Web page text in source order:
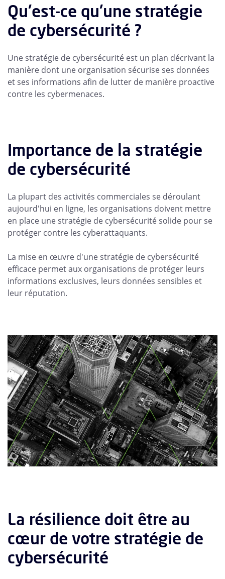
Qu'est-ce qu'une stratégie
de cybersécurité ?
Une stratégie de cybersécurité est un plan décrivant la
manière dont une organisation sécurise ses données
et ses informations afin de lutter de manière proactive
contre les cybermenaces.
Importance de la stratégie
de cybersécurité
La plupart des activités commerciales se déroulant
aujourd'hui en ligne, les organisations doivent mettre
en place une stratégie de cybersécurité solide pour se
protéger contre les cyberattaquants.
La mise en œuvre d'une stratégie de cybersécurité
efficace permet aux organisations de protéger leurs
informations exclusives, leurs données sensibles et
leur réputation.
La résilience doit être au
cœur de votre stratégie de
cybersécurité